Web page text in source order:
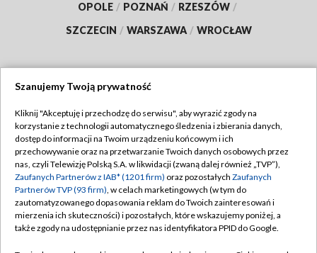
OPOLE / POZNAŃ / RZESZÓW /
SZCZECIN / WARSZAWA / WROCŁAW
TVP
Abonament TVP
Emisja w TVP
Centrum informacji TVP
Naziemna Telewizja Cyfrowa
Regulamin TVP
Polityka prywatności
Moje zgody
Pomoc
Szanujemy Twoją prywatność
Kliknij "Akceptuję i przechodzę do serwisu", aby wyrazić zgody na
korzystanie z technologii automatycznego śledzenia i zbierania danych,
dostęp do informacji na Twoim urządzeniu końcowym i ich
przechowywanie oraz na przetwarzanie Twoich danych osobowych przez
nas, czyli Telewizję Polską S.A. w likwidacji (zwaną dalej również „TVP”),
Zaufanych Partnerów z IAB* (1201 firm) oraz pozostałych Zaufanych
Partnerów TVP (93 firm), w celach marketingowych (w tym do
zautomatyzowanego dopasowania reklam do Twoich zainteresowań i
mierzenia ich skuteczności) i pozostałych, które wskazujemy poniżej, a
także zgody na udostępnianie przez nas identyfikatora PPID do Google.